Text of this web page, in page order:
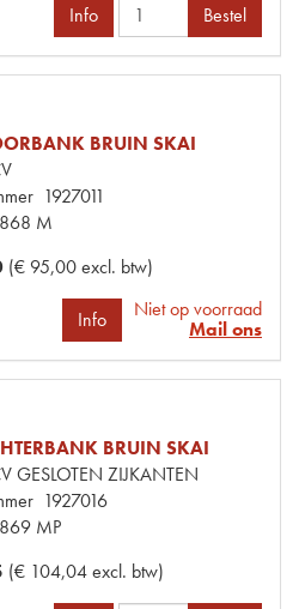
Info Bestel
BRUIN SKAI
1927011
868 M
(€ 95,00 excl. btw)
Info
Niet op voorraad
Mail ons
BRUIN SKAI
GESLOTEN ZIJKANTEN
1927016
869 MP
(€ 104,04 excl. btw)